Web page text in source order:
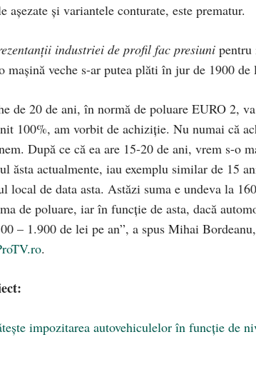
așezate și variantele conturate, este prematur.
industriei de profil fac presiuni pentru
mașină veche s-ar putea plăti în jur de 1900 de
de 20 de ani, în normă de poluare EURO 2,
100%, am vorbit de achiziție. Nu numai că
După ce că ea are 15-20 de ani, vrem s-o
ăsta actualmente, iau exemplu similar de 15
local de data asta. Astăzi suma e undeva la
de poluare, iar în funcție de asta, dacă
– 1.900 de lei pe an”, a spus Mihai
.
impozitarea autovehiculelor în funcție de